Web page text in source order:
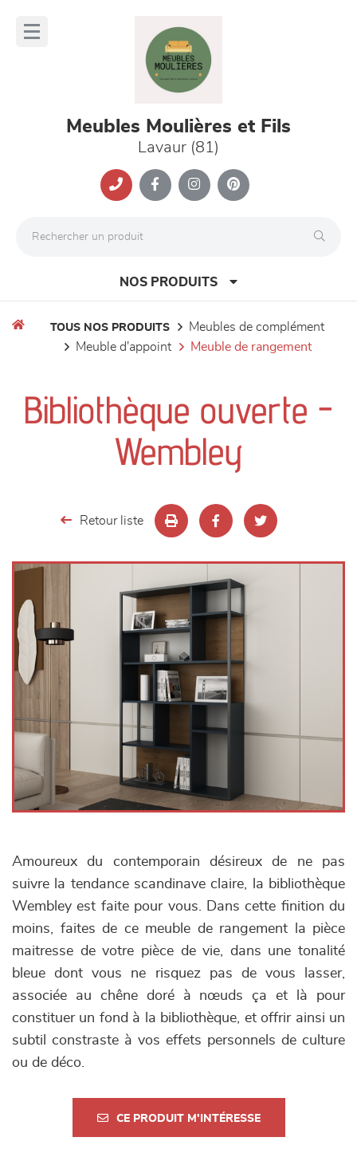
Meubles Moulières et Fils
Lavaur (81)
NOS PRODUITS
séjours
meubles de complément
TOUS NOS PRODUITS
meubles de complément
meuble d'appoint
meuble de rangement
Bibliothèque ouverte -
Wembley
Retour liste
Amoureux du contemporain désireux de ne pas
suivre la tendance scandinave claire, la bibliothèque
Wembley est faite pour vous. Dans cette finition du
moins, faites de ce meuble de rangement la pièce
maitresse de votre pièce de vie, dans une tonalité
bleue dont vous ne risquez pas de vous lasser,
associée au chêne doré à nœuds ça et là pour
constituer un fond à la bibliothèque, et offrir ainsi un
subtil constraste à vos effets personnels de culture
ou de déco.
CE PRODUIT M'INTÉRESSE